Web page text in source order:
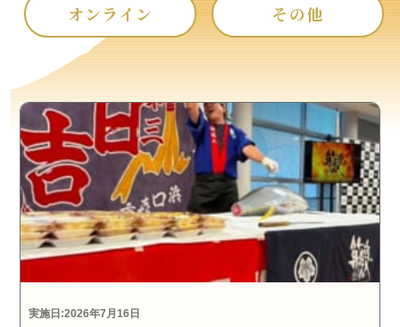
オンライン その他
実施日:2026年7月16日